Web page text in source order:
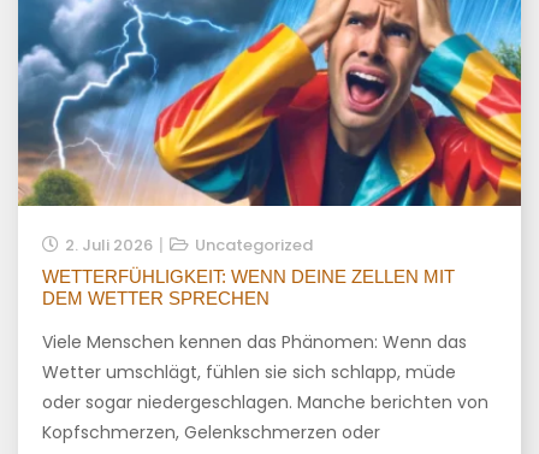
2. Juli 2026 Uncategorized
WETTERFÜHLIGKEIT: WENN DEINE ZELLEN MIT
DEM WETTER SPRECHEN
Viele Menschen kennen das Phänomen: Wenn das
Wetter umschlägt, fühlen sie sich schlapp, müde
oder sogar niedergeschlagen. Manche berichten von
Kopfschmerzen, Gelenkschmerzen oder